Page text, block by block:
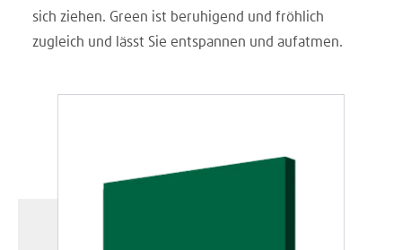
sich ziehen. Green ist beruhigend und fröhlich
zugleich und lässt Sie entspannen und aufatmen.